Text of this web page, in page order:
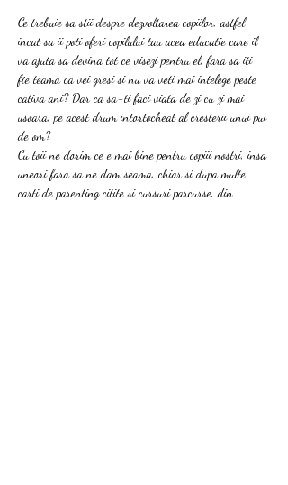
Ce trebuie sa stii despre dezvoltarea copiilor, astfel
incat sa ii poti oferi copilului tau acea educatie care il
va ajuta sa devina tot ce visezi pentru el, fara sa iti
fie teama ca vei gresi si nu va veti mai intelege peste
cativa ani? Dar ca sa-ti faci viata de zi cu zi mai
usoara, pe acest drum intortocheat al cresterii unui pui
de om?
Cu toii ne dorim ce e mai bine pentru copiii nostri, insa
uneori fara sa ne dam seama, chiar si dupa multe
carti de parenting citite si cursuri parcurse, din